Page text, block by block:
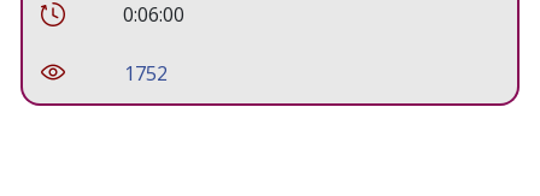
0:06:00
1752